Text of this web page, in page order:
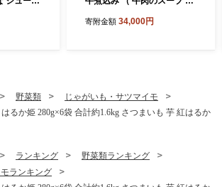
ク にく 牛肉 牛 黒毛和牛 和
寄附金額 34,000円
野菜類
じゃがいも・サツマイモ
るか姫 280g×6袋 合計約1.6kg さつまいも 芋 紅はるか
ランキング
野菜類ランキング
ランキング